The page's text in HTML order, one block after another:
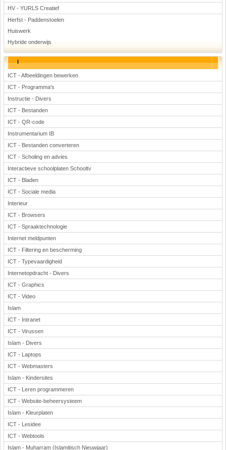
HV - YURLS Creatief
Herfst - Paddenstoelen
Huiswerk
Hybride onderwijs
I
ICT - Afbeeldingen bewerken
ICT - Programma's
Instructie - Divers
ICT - Bestanden
ICT - QR-code
Instrumentarium IB
ICT - Bestanden converteren
ICT - Scholing en advies
Interactieve schoolplaten Schooltv
ICT - Bladen
ICT - Sociale media
Interieur
ICT - Browsers
ICT - Spraaktechnologie
Internet meldpunten
ICT - Filtering en bescherming
ICT - Typevaardigheid
Internetopdracht - Divers
ICT - Graphics
ICT - Video
Islam
ICT - Intranet
ICT - Virussen
Islam - Divers
ICT - Laptops
ICT - Webmasters
Islam - Kindersites
ICT - Leren programmeren
ICT - Website-beheersysteem
Islam - Kleurplaten
ICT - Lesidee
ICT - Webtools
Islam - Muharram (Islamitisch Nieuwjaar)